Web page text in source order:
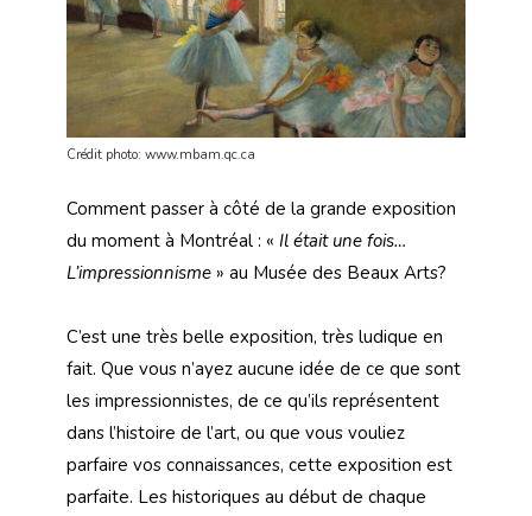
Crédit photo: www.mbam.qc.ca
Comment passer à côté de la grande exposition
du moment à Montréal : « Il était une fois…
L’impressionnisme » au Musée des Beaux Arts?
C’est une très belle exposition, très ludique en
fait. Que vous n’ayez aucune idée de ce que sont
les impressionnistes, de ce qu’ils représentent
dans l’histoire de l’art, ou que vous vouliez
parfaire vos connaissances, cette exposition est
parfaite. Les historiques au début de chaque